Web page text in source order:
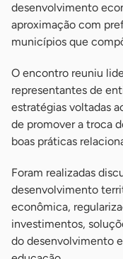
desenvolvimento
aproximação com
municípios que
O encontro reuniu
representantes de
estratégias voltadas
de promover a troca
boas práticas
Foram realizadas
desenvolvimento
econômica,
investimentos,
do desenvolvimento